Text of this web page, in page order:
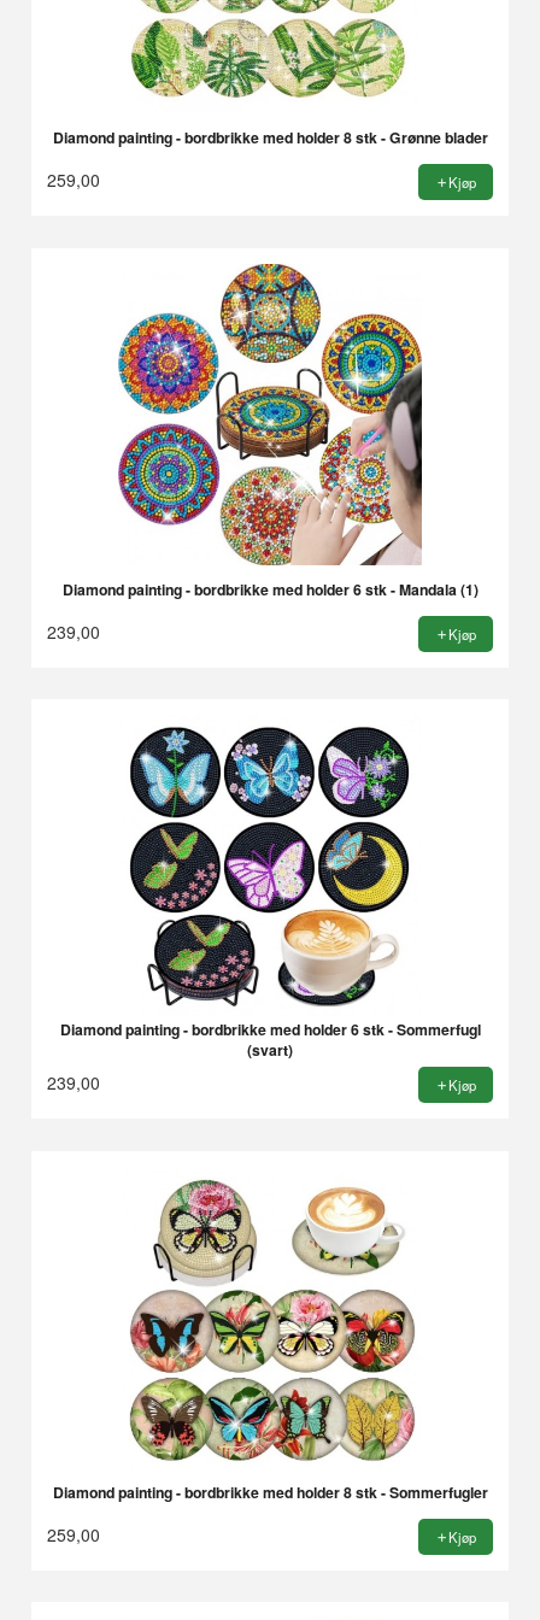
Diamond painting - bordbrikke med holder 8 stk - Grønne blader
259,00 Kjøp
Diamond painting - bordbrikke med holder 6 stk - Mandala (1)
239,00 Kjøp
Diamond painting - bordbrikke med holder 6 stk - Sommerfugl
(svart)
239,00 Kjøp
Diamond painting - bordbrikke med holder 8 stk - Sommerfugler
259,00 Kjøp